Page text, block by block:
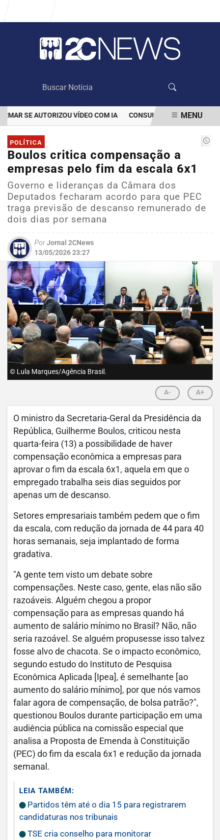
SE AUTORIZOU VÍDEO COM IA CONSULTA PÚBLICA SOBRE
EM ALTA
MENU
POLÍTICA
Boulos critica compensação a
empresas pelo fim da escala 6x1
Governo e lideranças da Câmara dos
Deputados fecharam acordo para que PEC
traga previsão de descanso remunerado de
dois dias por semana
PorJornal 2CNews
13/05/2026 23:27
© Lula Marques/Agência Brasil.
A- A+
O ministro da Secretaria-Geral da Presidência da
República, Guilherme Boulos, criticou nesta
quarta-feira (13) a possibilidade de haver
compensação econômica a empresas para
aprovar o fim da escala 6x1, aquela em que o
empregado trabalha seis dias seguidos por
apenas um de descanso.
Setores empresariais também pedem que o fim
da escala, com redução da jornada de 44 para 40
horas semanais, seja implantado de forma
gradativa.
"A gente tem visto um debate sobre
compensações. Neste caso, gente, elas não são
razoáveis. Alguém chegou a propor
compensação para as empresas quando há
aumento de salário mínimo no Brasil? Não, não
seria razoável. Se alguém propusesse isso talvez
fosse alvo de chacota. Se o impacto econômico,
segundo estudo do Instituto de Pesquisa
Econômica Aplicada [Ipea], é semelhante [ao
aumento do salário mínimo], por que nós vamos
falar agora de compensação, de bolsa patrão?",
questionou Boulos durante participação em uma
audiência pública na comissão especial que
analisa a Proposta de Emenda à Constituição
(PEC) do fim da escala 6x1 e redução da jornada
semanal.
LEIA TAMBÉM:
Partidos têm até o dia 15 para registrarem
candidaturas nos tribunais
TSE cria conselho para monitorar